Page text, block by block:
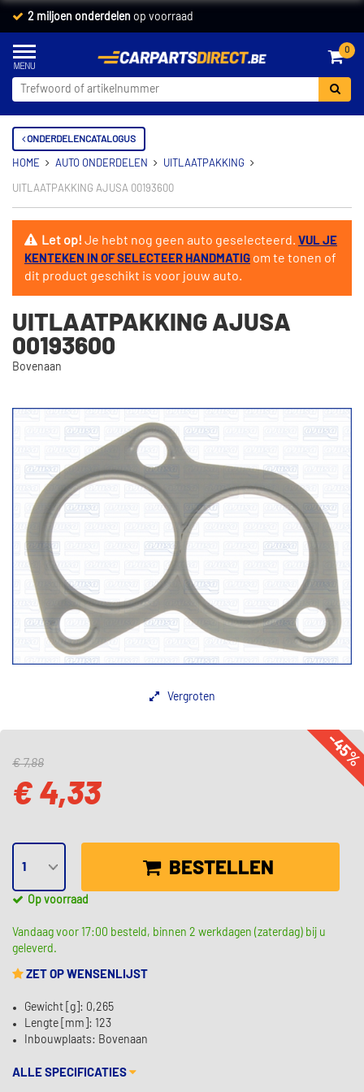
2 miljoen onderdelen op voorraad
0
ONDERDELENCATALOGUS
HOME AUTO ONDERDELEN UITLAATPAKKING
UITLAATPAKKING AJUSA 00193600
Let op!Je hebt nog geen auto geselecteerd. VUL JE
KENTEKEN IN OF SELECTEER HANDMATIG om te tonen of
dit product geschikt is voor jouw auto.
UITLAATPAKKING AJUSA
00193600
Bovenaan
Vergroten
-
€ 7,88
€ 4,33
BESTELLEN
Op voorraad
Vandaag voor 17:00 besteld, binnen 2 werkdagen (zaterdag) bij u
geleverd.
ZET OP WENSENLIJST
Gewicht [g]: 0,265
Lengte [mm]: 123
Inbouwplaats: Bovenaan
ALLE SPECIFICATIES